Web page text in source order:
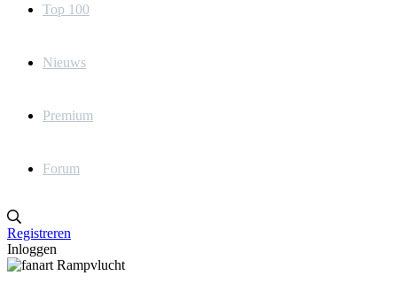
Top 100
Nieuws
Premium
Forum
Registreren
Inloggen